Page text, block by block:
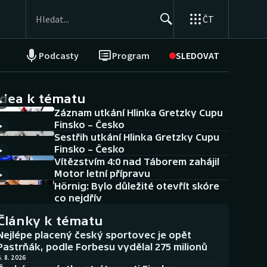
ČT
Podcasty Program SLEDOVAT
NEPŘEHLÉDNĚTE
Historické návraty
Aplikace ČT sport
AZ kvíz
k tématu
Záznam utkání Hlinka Gretzky Cupu
Finsko – Česko
Sestřih utkání Hlinka Gretzky Cupu
Finsko – Česko
Vítězstvím 4:0 nad Táborem zahájil
Motor letní přípravu
Hörnig: Bylo důležité otevřít skóre
co nejdřív
k tématu
placený český sportovec je opět
podle Forbesu vydělal 275 milionů
8. 2026